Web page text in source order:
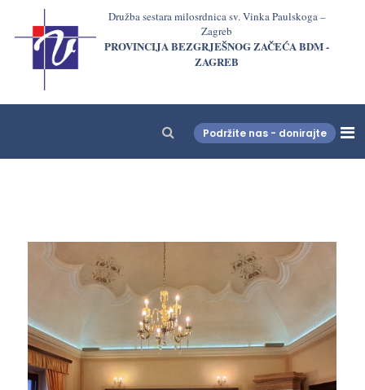
Družba sestara milosrdnica sv. Vinka Paulskoga –
Zagreb
PROVINCIJA BEZGRJEŠNOG ZAČEĆA BDM -
ZAGREB
Podržite nas - donirajte